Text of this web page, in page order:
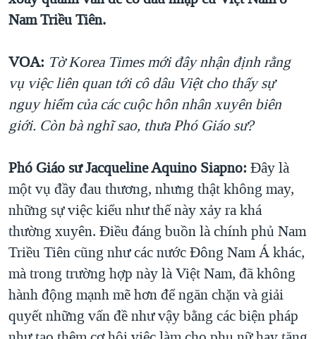
Nam Triều Tiên.
VOA: Tờ Korea Times mới đây nhận định rằng
vụ việc liên quan tới cô dâu Việt cho thấy sự
nguy hiểm của các cuộc hôn nhân xuyên biên
giới. Còn bà nghĩ sao, thưa Phó Giáo sư?
Phó Giáo sư Jacqueline Aquino Siapno: Đây là
một vụ đầy đau thương, nhưng thật không may,
những sự việc kiểu như thế này xảy ra khá
thường xuyên. Điều đáng buồn là chính phủ Nam
Triều Tiên cũng như các nước Đông Nam Á khác,
mà trong trường hợp này là Việt Nam, đã không
hành động mạnh mẽ hơn để ngăn chặn và giải
quyết những vấn đề như vậy bằng các biện pháp